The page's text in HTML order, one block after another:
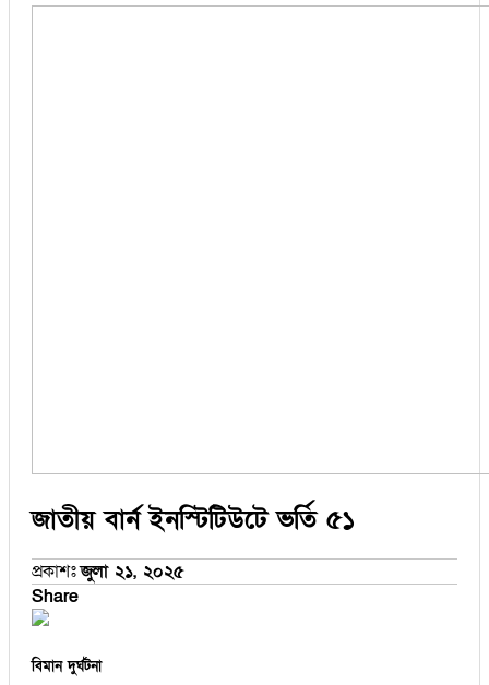
জাতীয় বার্ন ইনস্টিটিউটে ভর্তি ৫১
প্রকাশঃজুলা ২১, ২০২৫
Share
বিমান দুর্ঘটনা